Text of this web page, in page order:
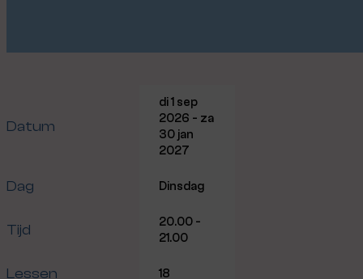
Datum
di 1 sep
2026 - za
30 jan
2027
Dag Dinsdag
Tijd
20.00 -
21.00
Lessen 18